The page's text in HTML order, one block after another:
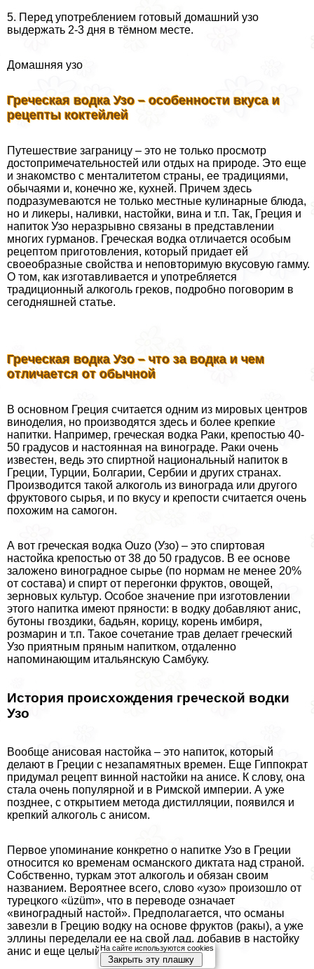
5. Перед употрeблением готовый домашний узо
выдержать 2-3 дня в тёмном месте.
Домашняя узо
Греческая водка Узо – особенности вкуса и
рецепты коктейлей
Путешествие заграницу – это не только просмотр
достопримечательностей или отдых на природе. Это еще
и знакомство с менталитетом страны, ее традициями,
обычаями и, конечно же, кухней. Причем здесь
подразумеваются не только местные кулинарные блюда,
но и ликеры, наливки, настойки, вина и т.п. Так, Греция и
напиток Узо неразрывно связаны в представлении
многих гурманов. Греческая водка отличается особым
рецептом приготовления, который придает ей
своеобразные свойства и неповторимую вкусовую гамму.
О том, как изготавливается и употрeбляется
традиционный алкоголь греков, подробно поговорим в
сегодняшней статье.
Греческая водка Узо – что за водка и чем
отличается от обычной
В основном Греция считается одним из мировых центров
виноделия, но производятся здесь и более крепкие
напитки. Например, греческая водка Раки, крепостью 40-
50 градусов и настоянная на винограде. Раки очень
известен, ведь это спиртной национальный напиток в
Греции, Турции, Болгарии, Сербии и других странах.
Производится такой алкоголь из винограда или другого
фруктового сырья, и по вкусу и крепости считается очень
похожим на самогон.
А вот греческая водка Ouzo (Узо) – это спиртовая
настойка крепостью от 38 до 50 градусов. В ее основе
заложено виноградное сырье (по нормам не менее 20%
от состава) и спирт от перегонки фруктов, овощей,
зерновых культур. Особое значение при изготовлении
этого напитка имеют пряности: в водку добавляют анис,
бутоны гвоздики, бадьян, корицу, корень имбиря,
розмарин и т.п. Такое сочетание трав делает греческий
Узо приятным пряным напитком, отдаленно
напоминающим итальянскую Самбуку.
История происхождения греческой водки
Узо
Вообще анисовая настойка – это напиток, который
делают в Греции с незапамятных времен. Еще Гиппократ
придумал рецепт винной настойки на анисе. К слову, она
стала очень популярной и в Римской империи. А уже
позднее, с открытием метода дистилляции, появился и
крепкий алкоголь с анисом.
Первое упоминание конкретно о напитке Узо в Греции
относится ко временам османского диктата над страной.
Собственно, туркам этот алкоголь и обязан своим
названием. Вероятнее всего, слово «узо» произошло от
турецкого «üzüm», что в переводе означает
«виноградный настой». Предполагается, что османы
завезли в Грецию водку на основе фруктов (paкы), а уже
эллины переделали ее на свой лад, добавив в настойку
анис и еще целый букет пряных трав.
На сайте используются cookies
Закрыть эту плашку